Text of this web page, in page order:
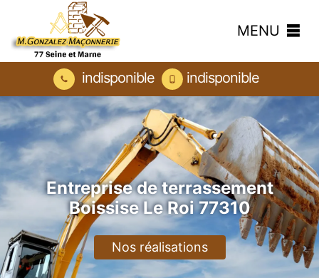
MENU
indisponible indisponible
Entreprise de terrassement
Boissise Le Roi 77310
Nos réalisations